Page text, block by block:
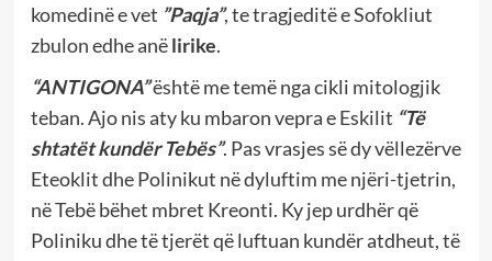
komedinë e vet ”Paqja”, te tragjeditë e Sofokliut
zbulon edhe anë lirike.
“ANTIGONA”është me temë nga cikli mitologjik
teban. Ajo nis aty ku mbaron vepra e Eskilit “Të
shtatët kundër Tebës”. Pas vrasjes së dy vëllezërve
Eteoklit dhe Polinikut në dyluftim me njëri-tjetrin,
në Tebë bëhet mbret Kreonti. Ky jep urdhër që
Poliniku dhe të tjerët që luftuan kundër atdheut, të